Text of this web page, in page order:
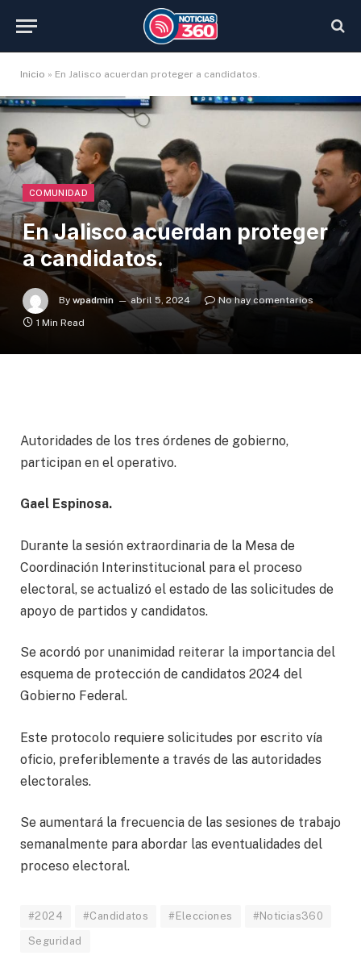
Inicio » En Jalisco acuerdan proteger a candidatos.
COMUNIDAD
En Jalisco acuerdan proteger
a candidatos.
By wpadmin abril 5, 2024
No hay comentarios
1 Min Read
Autoridades de los tres órdenes de gobierno,
participan en el operativo.
Gael Espinosa.
Durante la sesión extraordinaria de la Mesa de
Coordinación Interinstitucional para el proceso
electoral, se actualizó el estado de las solicitudes de
apoyo de partidos y candidatos.
Se acordó por unanimidad reiterar la importancia del
esquema de protección de candidatos 2024 del
Gobierno Federal.
Este protocolo requiere solicitudes por escrito vía
oficio, preferiblemente a través de las autoridades
electorales.
Se aumentará la frecuencia de las sesiones de trabajo
semanalmente para abordar las eventualidades del
proceso electoral.
#2024 #Candidatos #Elecciones #Noticias360
Seguridad